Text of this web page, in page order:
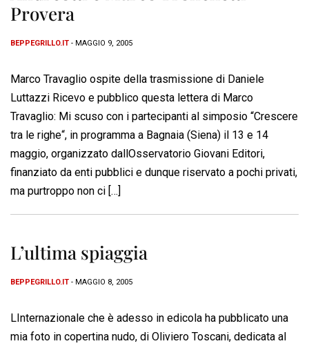
Provera
BEPPEGRILLO.IT - MAGGIO 9, 2005
Marco Travaglio ospite della trasmissione di Daniele
Luttazzi Ricevo e pubblico questa lettera di Marco
Travaglio: Mi scuso con i partecipanti al simposio “Crescere
tra le righe“, in programma a Bagnaia (Siena) il 13 e 14
maggio, organizzato dallOsservatorio Giovani Editori,
finanziato da enti pubblici e dunque riservato a pochi privati,
ma purtroppo non ci […]
L’ultima spiaggia
BEPPEGRILLO.IT - MAGGIO 8, 2005
LInternazionale che è adesso in edicola ha pubblicato una
mia foto in copertina nudo, di Oliviero Toscani, dedicata al